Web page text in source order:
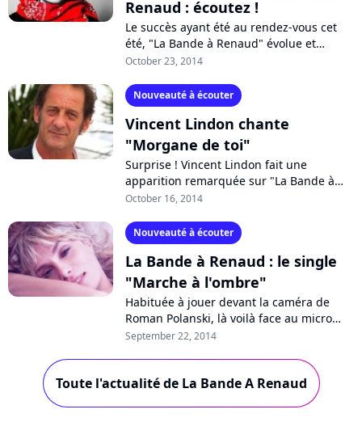
Renaud : écoutez !
Le succès ayant été au rendez-vous cet
été, "La Bande à Renaud" évolue et
reviendra la semaine prochaine avec un
October 23, 2014
Nouveauté à écouter
Vincent Lindon chante
"Morgane de toi"
Surprise ! Vincent Lindon fait une
apparition remarquée sur "La Bande à
Renaud 2", le deuxième album de
attendu dans les...
October 16, 2014
Nouveauté à écouter
La Bande à Renaud : le single
"Marche à l'ombre"
Habituée à jouer devant la caméra de
Roman Polanski, là voilà face au micro
pour reprendre le titre "Marche à
September 22, 2014
Toute l'actualité de La Bande A Renaud